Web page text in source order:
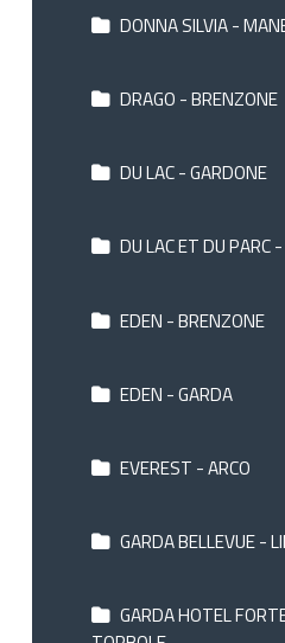
DONNA SILVIA -
DRAGO - BRENZONE
DU LAC - GARDONE
DU LAC ET DU PARC
EDEN - BRENZONE
EDEN - GARDA
EVEREST - ARCO
GARDA BELLEVUE -
GARDA HOTEL